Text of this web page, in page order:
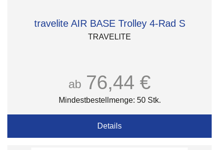
travelite AIR BASE Trolley 4-Rad S
TRAVELITE
ab 76,44 €
Mindestbestellmenge: 50 Stk.
Details